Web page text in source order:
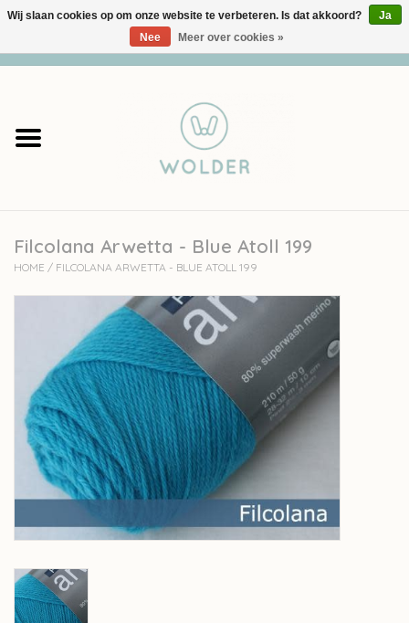
Garens
Accessoires
workshops
Cadeaubon
Solden
Over wolder
Filcolana Arwetta - Blue Atoll 199
HOME / FILCOLANA ARWETTA - BLUE ATOLL 199
Wij slaan cookies op om onze website te verbeteren. Is dat akkoord?
Ja
Nee
Meer over cookies »